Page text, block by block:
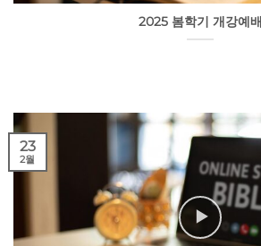
2025 봄학기 개강예배
23
2월